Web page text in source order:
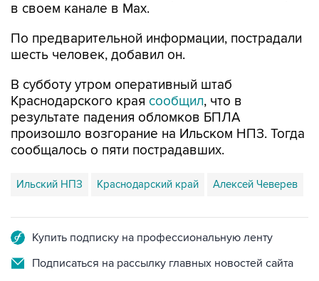
в своем канале в Max.
По предварительной информации, пострадали
шесть человек, добавил он.
В субботу утром оперативный штаб
Краснодарского края сообщил, что в
результате падения обломков БПЛА
произошло возгорание на Ильском НПЗ. Тогда
сообщалось о пяти пострадавших.
Ильский НПЗ Краснодарский край Алексей Чеверев
Купить подписку на профессиональную ленту
Подписаться на рассылку главных новостей сайта